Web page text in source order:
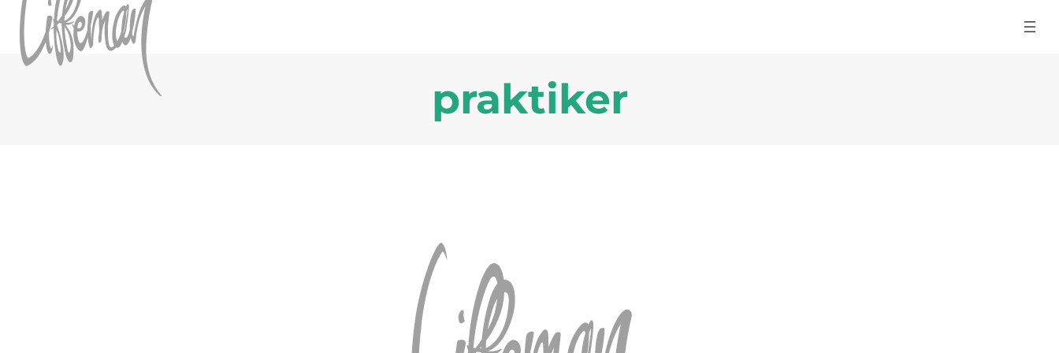
Hoppa till innehåll
praktiker